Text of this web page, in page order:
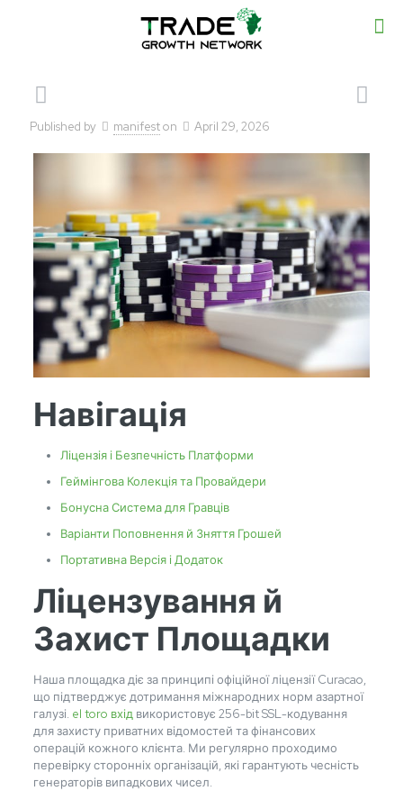
Published by manifeston April 29, 2026
Навігація
Ліцензія і Безпечність Платформи
Геймінгова Колекція та Провайдери
Бонусна Система для Гравців
Варіанти Поповнення й Зняття Грошей
Портативна Версія і Додаток
Ліцензування й
Захист Площадки
Наша площадка діє за принципі офіційної ліцензії Curacao,
що підтверджує дотримання міжнародних норм азартної
галузі. el toro вхідвикористовує 256-bit SSL-кодування
для захисту приватних відомостей та фінансових
операцій кожного клієнта. Ми регулярно проходимо
перевірку сторонніх організацій, які гарантують чесність
генераторів випадкових чисел.